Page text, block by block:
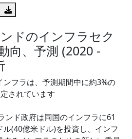
ドのインフラセク
向、予測 (2020 -
フラは、予測期間中に約3%の
されています
ンド政府は同国のインフラに61
(40億米ドル)を投資し、インフ